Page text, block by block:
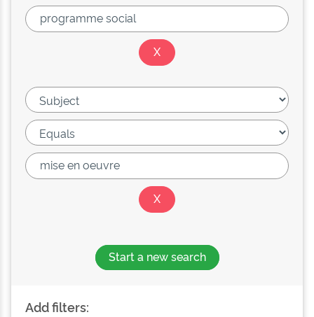
Start a new search
Add filters: